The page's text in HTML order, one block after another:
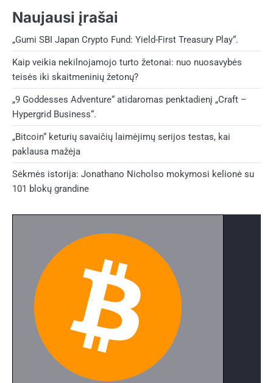
Naujausi įrašai
„Gumi SBI Japan Crypto Fund: Yield-First Treasury Play“.
Kaip veikia nekilnojamojo turto žetonai: nuo nuosavybės
teisės iki skaitmeninių žetonų?
„9 Goddesses Adventure“ atidaromas penktadienį „Craft –
Hypergrid Business“.
„Bitcoin“ keturių savaičių laimėjimų serijos testas, kai
paklausa mažėja
Sėkmės istorija: Jonathano Nicholso mokymosi kelionė su
101 blokų grandine